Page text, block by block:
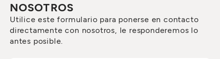
NOSOTROS
Utilice este formulario para ponerse en contacto
directamente con nosotros, le responderemos lo
antes posible.